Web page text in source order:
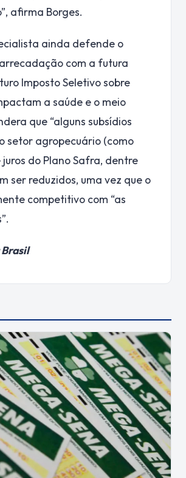
afirma Borges.
ainda defende o
com a futura
Imposto Seletivo sobre
a saúde e o meio
que “alguns subsídios
setor agropecuário (como
do Plano Safra, dentre
ser reduzidos, uma vez que o
competitivo com “as